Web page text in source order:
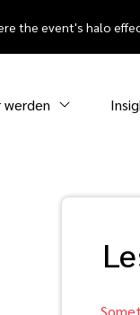
the event's halo
werden